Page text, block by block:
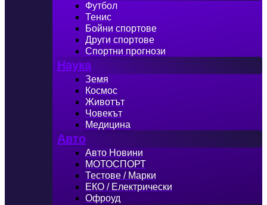
Футбол
Тенис
Бойни спортове
Други спортове
Спортни прогнози
Наука
Земя
Космос
Животът
Човекът
Медицина
Авто
Авто Новини
МОТОСПОРТ
Тестове / Марки
ЕКО / Електрически
Офроуд